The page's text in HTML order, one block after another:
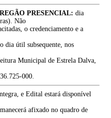
PRESENCIAL: dia
Não
o credenciamento e a
dia útil subsequente, nos
Municipal de Estrela Dalva,
000.
e Edital estará disponível
afixado no quadro de